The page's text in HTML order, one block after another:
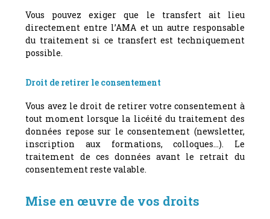
Vous pouvez exiger que le transfert ait lieu
directement entre l’AMA et un autre responsable
du traitement si ce transfert est techniquement
possible.
Droit de retirer le consentement
Vous avez le droit de retirer votre consentement à
tout moment lorsque la licéité du traitement des
données repose sur le consentement (newsletter,
inscription aux formations, colloques…). Le
traitement de ces données avant le retrait du
consentement reste valable.
Mise en œuvre de vos droits